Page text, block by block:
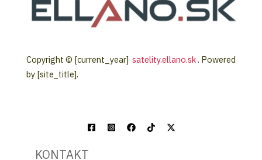
Copyright © [current_year] satelity.ellano.sk. Powered
by [site_title].
KONTAKT